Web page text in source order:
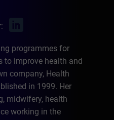
programmes for
to improve health and
company, Health
in 1999. Her
midwifery, health
working in the